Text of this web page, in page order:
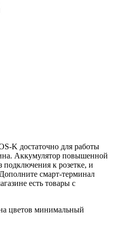
K достаточно для работы
Аккумулятор повышенной
подключения к розетке, и
смарт-терминал
есть товары с
цветов минимальный